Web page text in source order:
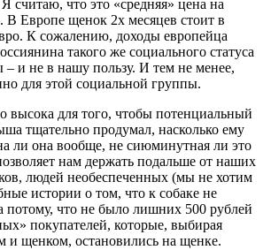
считаю, что это «средняя» цена на
В Европе щенок 2х месяцев стоит в
К сожалению, доходы европейца
такого же социального статуса
– и не в нашу пользу. И тем не менее,
для этой социальной группы.
высока для того, чтобы потенциальный
тщательно продумал, насколько ему
ли она вообще, не сиюминутная ли это
нам держать подальше от наших
людей необеспеченных (мы не хотим
истории о том, что к собаке не
потому, что не было лишних 500 рублей
покупателей, которые, выбирая
и щенком, остановились на щенке.